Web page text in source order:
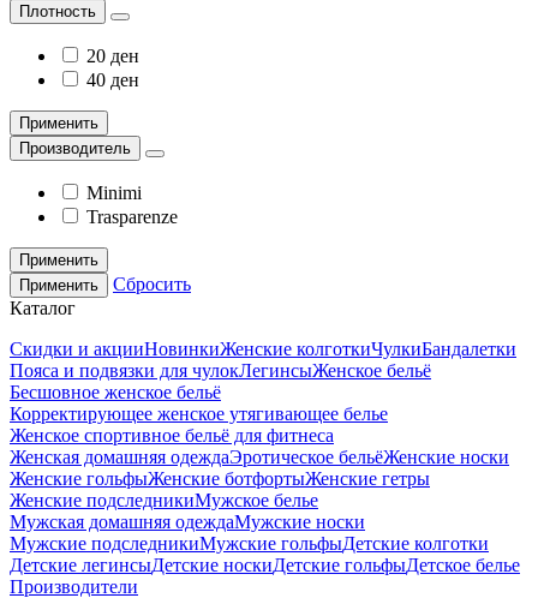
Плотность
20 ден
40 ден
Применить
Производитель
Minimi
Trasparenze
Применить
Применить
Сбросить
Каталог
Скидки и акцииНовинкиЖенские колготкиЧулкиБандалетки
Пояса и подвязки для чулокЛегинсыЖенское бельё
Бесшовное женское бельё
Корректирующее женское утягивающее белье
Женское спортивное бельё для фитнеса
Женская домашняя одеждаЭротическое бельёЖенские носки
Женские гольфыЖенские ботфортыЖенские гетры
Женские подследникиМужское белье
Мужская домашняя одеждаМужские носки
Мужские подследникиМужские гольфыДетские колготки
Детские легинсыДетские носкиДетские гольфыДетское белье
Производители